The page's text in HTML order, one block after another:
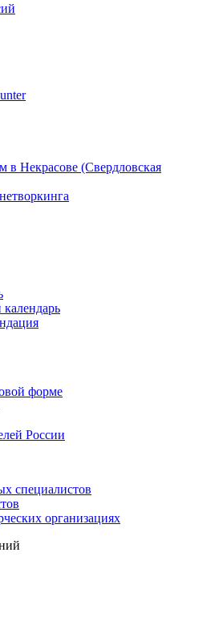
в Некрасове (Свердловская
форме
России
специалистов
организациях